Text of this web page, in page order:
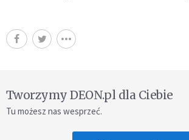
Tworzymy DEON.pl dla Ciebie
Tu możesz nas wesprzeć.